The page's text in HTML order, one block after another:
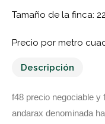
Tamaño de la finca:
Precio por metro
Descripción
f48 precio negociable y
andarax denominada